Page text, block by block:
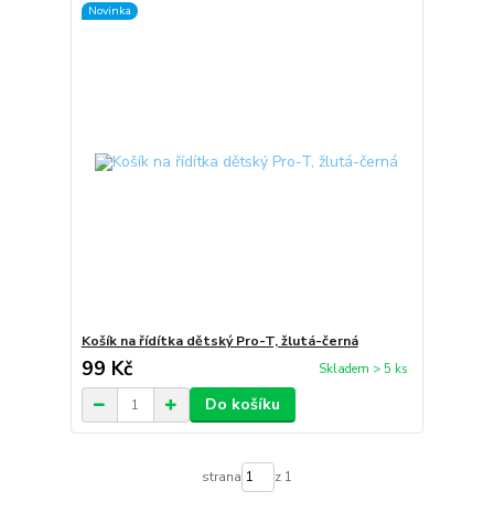
Novinka
Košík na řídítka dětský Pro-T, žlutá-černá
99 Kč Skladem > 5 ks
Do košíku
strana z 1